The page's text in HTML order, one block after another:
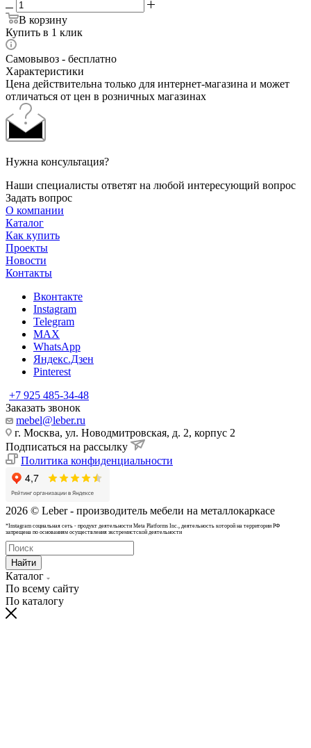
В корзину
Купить в 1 клик
Самовывоз - бесплатно
Характеристики
Цена действительна только для интернет-магазина и может
отличаться от цен в розничных магазинах
Нужна консультация?
Наши специалисты ответят на любой интересующий вопрос
Задать вопрос
О компании
Каталог
Как купить
Проекты
Новости
Контакты
Вконтакте
Instagram
Telegram
MAX
WhatsApp
Яндекс.Дзен
Pinterest
+7 925 485-34-48
Заказать звонок
mebel@leber.ru
г. Москва, ул. Новодмитровская, д. 2, корпус 2
Подписаться на рассылку
Политика конфиденциальности
2026 © Leber - производитель мебели на металлокаркасе
*Instagram cоциальная сеть - продукт деятельности Meta Platforms Inc., деятельность которой на территории РФ
запрещена по основаниям осуществления экстремистской деятельности
Найти
Каталог
По всему сайту
По каталогу